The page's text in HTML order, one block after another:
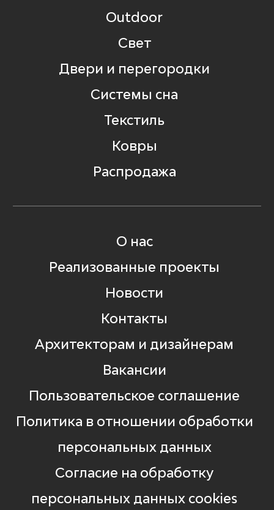
Outdoor
Свет
Двери и перегородки
Системы сна
Текстиль
Ковры
Распродажа
О нас
Реализованные проекты
Новости
Контакты
Архитекторам и дизайнерам
Вакансии
Пользовательское соглашение
Политика в отношении обработки
персональных данных
Согласие на обработку
персональных данных cookies